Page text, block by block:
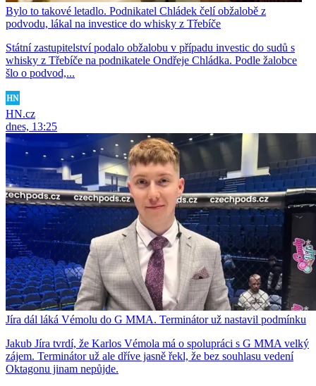
Bylo to takové letadlo. Podnikatel Chládek čelí obžalobě z
podvodu, lákal na investice do whisky z Třebíče
Státní zastupitelství podalo obžalobu v případu investic do sudů s
whisky z Třebíče na podnikatele Ondřeje Chládka. Podle žalobce
šlo o podvod,...
HN.cz
dnes, 13:25
Jíra dál láká Vémolu do G MMA. Terminátor už nastavil podmínku
Jakub Jíra tvrdí, že Karlos Vémola má o spolupráci s G MMA velký
zájem. Terminátor už ale dříve jasně řekl, že bez souhlasu vedení
Oktagonu jinam nepůjde.